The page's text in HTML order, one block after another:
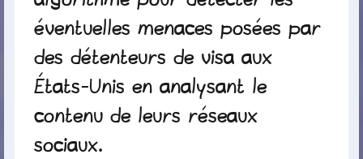
éventuelles menaces posées par
des détenteurs de visa aux
États-Unis en analysant le
contenu de leurs réseaux
sociaux.